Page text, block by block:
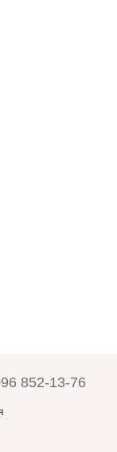
852-13-76